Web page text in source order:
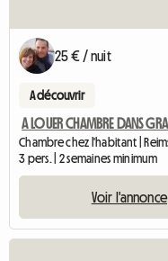
25 € / nuit
A découvrir
3 pers. | 2 semaines minimum
Voir l'annonce